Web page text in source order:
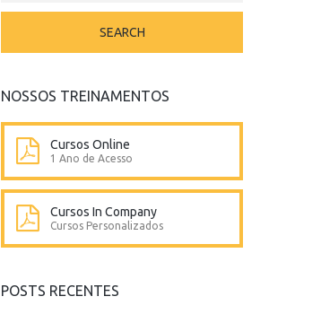
NOSSOS TREINAMENTOS
Cursos Online
1 Ano de Acesso
Cursos In Company
Cursos Personalizados
POSTS RECENTES